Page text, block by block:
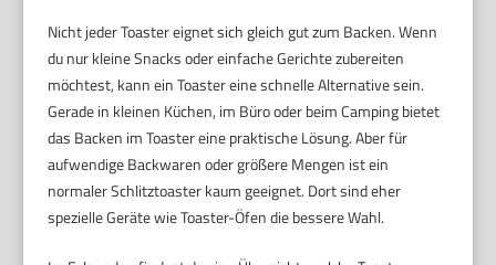
Nicht jeder Toaster eignet sich gleich gut zum Backen. Wenn
du nur kleine Snacks oder einfache Gerichte zubereiten
möchtest, kann ein Toaster eine schnelle Alternative sein.
Gerade in kleinen Küchen, im Büro oder beim Camping bietet
das Backen im Toaster eine praktische Lösung. Aber für
aufwendige Backwaren oder größere Mengen ist ein
normaler Schlitztoaster kaum geeignet. Dort sind eher
spezielle Geräte wie Toaster-Öfen die bessere Wahl.